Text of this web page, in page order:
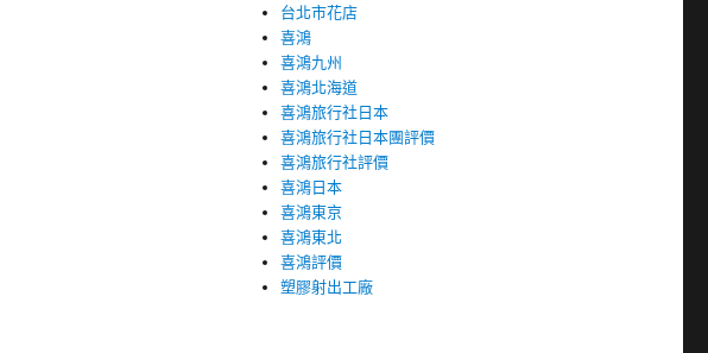
台北市花店
喜鴻
喜鴻九州
喜鴻北海道
喜鴻旅行社日本
喜鴻旅行社日本團評價
喜鴻旅行社評價
喜鴻日本
喜鴻東京
喜鴻東北
喜鴻評價
塑膠射出工廠